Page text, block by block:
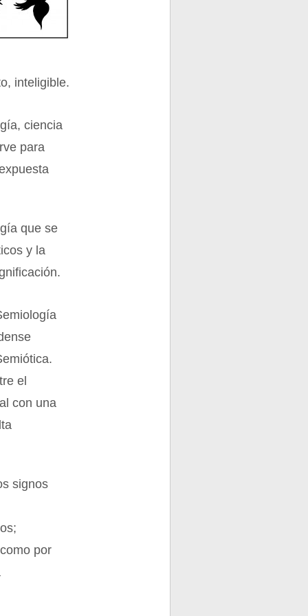
inteligible.
ciencia
para
que se
y la
el
con una
signos
por